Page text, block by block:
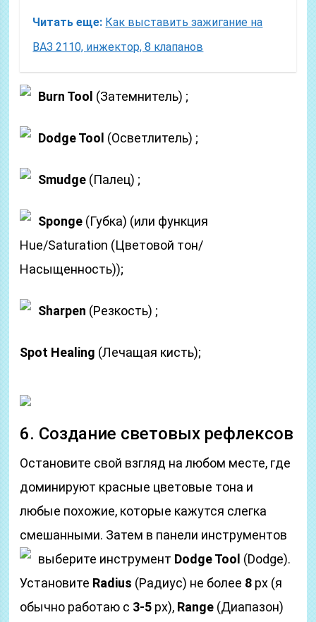
Читать еще: Как выставить зажигание на
ВАЗ 2110, инжектор, 8 клапанов
Burn Tool (Затемнитель) ;
Dodge Tool (Осветлитель) ;
Smudge (Палец) ;
Sponge (Губка) (или функция
Hue/Saturation (Цветовой тон/
Насыщенность));
Sharpen (Резкость) ;
Spot Healing (Лечащая кисть);
6. Создание световых рефлексов
Остановите свой взгляд на любом месте, где
доминируют красные цветовые тона и
любые похожие, которые кажутся слегка
смешанными. Затем в панели инструментов
выберите инструмент Dodge Tool (Dodge).
Установите Radius (Радиус) не более 8 px (я
обычно работаю с 3-5 px), Range (Диапазон)